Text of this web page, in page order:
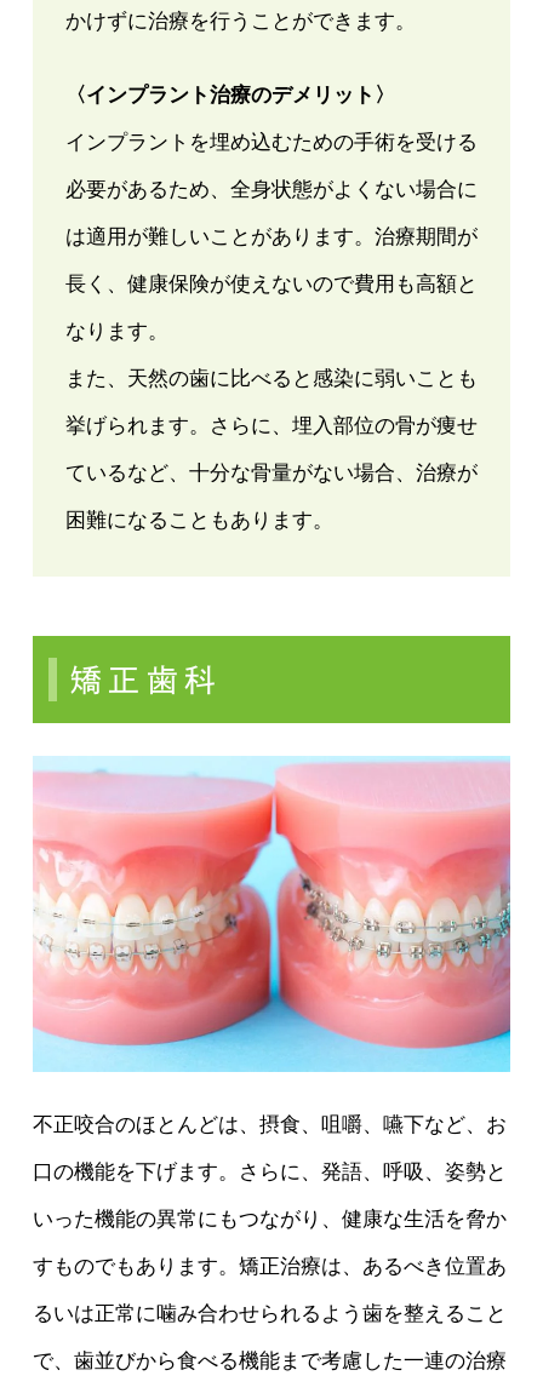
かけずに治療を行うことができます。
〈インプラント治療のデメリット〉
インプラントを埋め込むための手術を受ける
必要があるため、全身状態がよくない場合に
は適用が難しいことがあります。治療期間が
長く、健康保険が使えないので費用も高額と
なります。
また、天然の歯に比べると感染に弱いことも
挙げられます。さらに、埋入部位の骨が痩せ
ているなど、十分な骨量がない場合、治療が
困難になることもあります。
矯正歯科
不正咬合のほとんどは、摂食、咀嚼、嚥下など、お
口の機能を下げます。さらに、発語、呼吸、姿勢と
いった機能の異常にもつながり、健康な生活を脅か
すものでもあります。矯正治療は、あるべき位置あ
るいは正常に噛み合わせられるよう歯を整えること
で、歯並びから食べる機能まで考慮した一連の治療